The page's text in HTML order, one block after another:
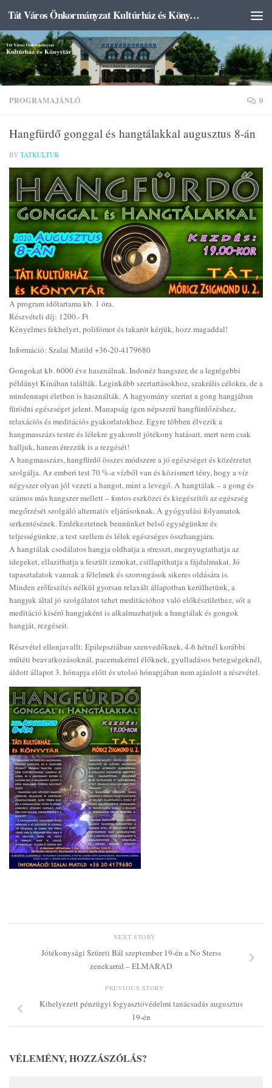
Skip to content Tát Város Önkormányzat Kultúrház és Könyvtár
PROGRAMAJÁNLÓ 0
Hangfürdő gonggal és hangtálakkal augusztus 8-án
BY TATKULTUR
A program időtartama kb. 1 óra.
Részvételi díj: 1200.- Ft
Kényelmes fekhelyet, polifómot és takarót kérjük, hozz magaddal!
Információ: Szalai Matild +36-20-4179680
Gongokat kb. 6000 éve használnak. Indonéz hangszer, de a legrégebbi
példányt Kínában találták. Leginkább szertartásokhoz, szakrális célokra, de a
mindennapi életben is használták. A hagyomány szerint a gong hangjában
fürödni egészséget jelent. Manapság igen népszerű hangfürdőzéshez,
relaxációs és meditációs gyakorlatokhoz. Egyre többen élvezik a
hangmasszázs testre és lélekre gyakorolt jótékony hatásait, mert nem csak
halljuk, hanem érezzük is a rezgését!
A hangmasszázs, hangfürdő összes módszere a jó egészséget és közérzetet
szolgálja. Az emberi test 70 %-a vízből van és közismert tény, hogy a víz
négyszer olyan jól vezeti a hangot, mint a levegő. A hangtálak – a gong és
számos más hangszer mellett – fontos eszközei és kiegészítői az egészség
megőrzését szolgáló alternatív eljárásoknak. A gyógyulási folyamatok
serkentésének. Emlékeztetnek bennünket belső egységünkre és
teljességünkre, a test szellem és lélek egészséges összhangjára.
A hangtálak csodálatos hangja oldhatja a stresszt, megnyugtathatja az
idegeket, ellazíthatja a feszült izmokat, csillapíthatja a fájdalmakat. Jó
tapasztalatok vannak a félelmek és szorongások sikeres oldására is.
Minden erőfeszítés nélkül gyorsan relaxált állapotban kerülhetünk, a
hangjuk által jó szolgálatot tehet meditációhoz való előkészülethez, sőt a
meditáció kísérő hangjaként is alkalmazhatjuk a hangtálak és gongok
hangját, rezgéseit.
Részvétel ellenjavallt: Epilepsziában szenvedőknek, 4-6 hétnél korábbi
műtéti beavatkozásoknál, pacemakerrel élőknek, gyulladásos betegségeknél,
áldott állapot 3. hónapja előtt és utolsó hónapjában nem ajánlott a részvétel.
NEXT STORY
Jótékonysági Szüreti Bál szeptember 19-én a No Sterss
zenekarral – ELMARAD
PREVIOUS STORY
Kihelyezett pénzügyi fogyasztóvédelmi tanácsadás augusztus
19-én
VÉLEMÉNY, HOZZÁSZÓLÁS?